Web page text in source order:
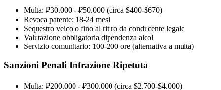
Multa: ₽30.000 - ₽50.000 (circa $400-$670)
Revoca patente: 18-24 mesi
Sequestro veicolo fino al ritiro da conducente legale
Valutazione obbligatoria dipendenza alcol
Servizio comunitario: 100-200 ore (alternativa a multa)
Sanzioni Penali Infrazione Ripetuta
Multa: ₽200.000 - ₽300.000 (circa $2.700-$4.000)